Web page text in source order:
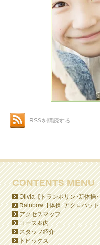
RSSを購読する
CONTENTS MENU
Olivia【トランポリン･新体操
Rainbow【体操･アクロバッ
アクセスマップ
コース案内
スタッフ紹介
トピックス